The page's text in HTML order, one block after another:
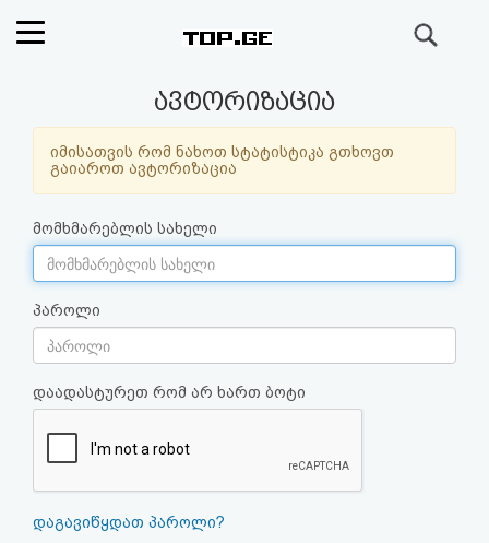
ფოსტა
კითხვა-
პასუხი
ავტორიზაცია
რეგისტრაცია
პაროლის
ავტორიზაცია
იმისათვის რომ ნახოთ სტატისტიკა გთხოვთ
გაიაროთ ავტორიზაცია
მომხმარებლის სახელი
პაროლი
დაადასტურეთ რომ არ ხართ ბოტი
დაგავიწყდათ პაროლი?